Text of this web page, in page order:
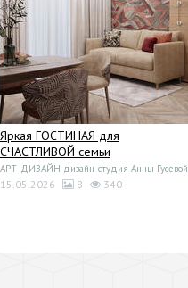
Яркая ГОСТИНАЯ для
СЧАСТЛИВОЙ семьи
АРТ-ДИЗАЙН дизайн-студия Анны Гусевой
15.05.2026 8 340